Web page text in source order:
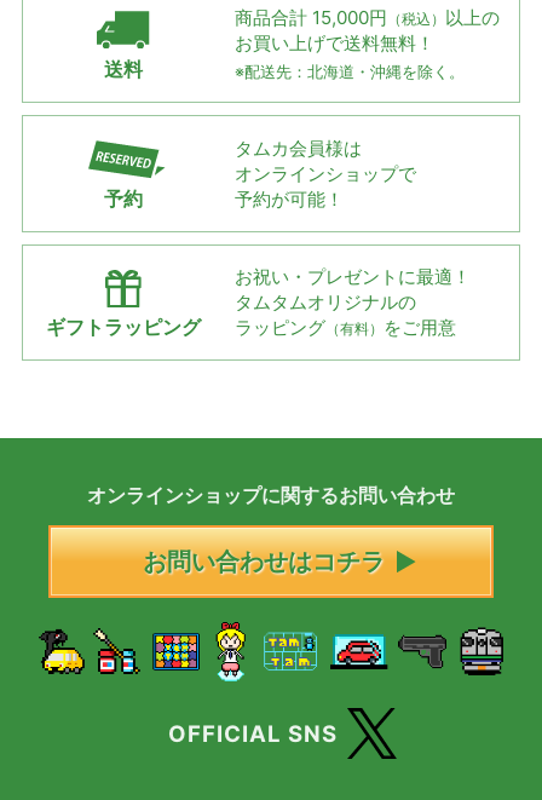
送料
商品合計 15,000円 （税込） 以上の
お買い上げで送料無料！
※配送先：北海道・沖縄を除く。
予約
タムカ会員様は
オンラインショップで
予約が可能！
ギフトラッピング
お祝い・プレゼントに最適！
タムタムオリジナルの
ラッピング （有料） をご用意
オンラインショップに関するお問い合わせ
お問い合わせはコチラ
OFFICIAL SNS